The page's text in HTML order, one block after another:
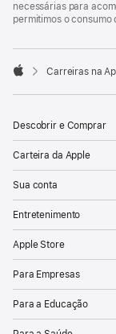
necessárias para
permitimos o

Carreiras na
Descobrir e Comprar
Carteira da Apple
Sua conta
Entretenimento
Apple Store
Para Empresas
Para a Educação